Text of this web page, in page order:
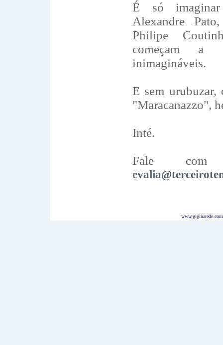
É só
Alexandre
Philipe
começam a
inimagináveis.
E sem urubuzar,
"Maracanazzo",
Inté.
Fale com